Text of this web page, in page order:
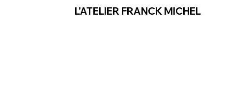
L'ATELIER FRANCK MICHEL